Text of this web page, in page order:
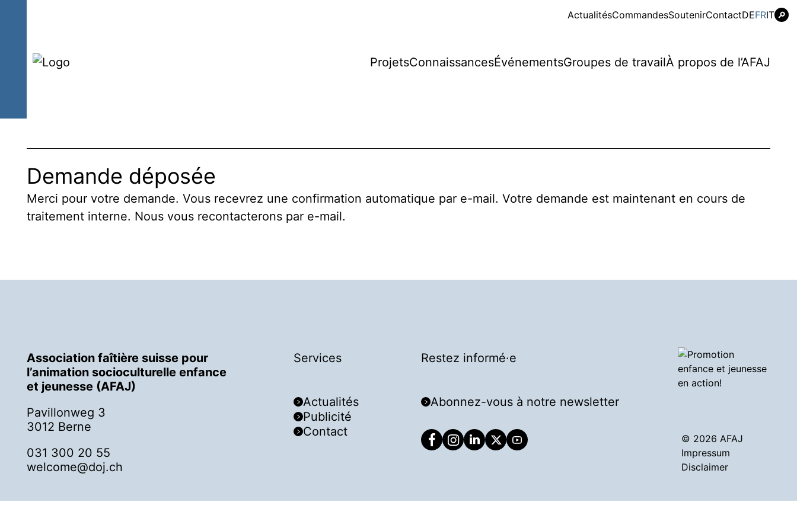
Aller
ActualitésCommandesSoutenirContactDEFRITAller
au
ProjetsConnaissancesÉvénementsGroupes de travailÀ propos de l’AFAJ
Demande déposée
Merci pour votre demande. Vous recevrez une confirmation automatique par e-mail. Votre demande est maintenant en cours de
traitement interne. Nous vous recontacterons par e-mail.
Association faîtière suisse pour
l’animation socioculturelle enfance
et jeunesse (AFAJ)
Pavillonweg 3
3012 Berne
031 300 20 55
welcome@doj.ch
Services
Actualités
Publicité
Contact
Restez informé·e
Abonnez-vous à notre newsletter
© 2026 AFAJ
Impressum
Disclaimer